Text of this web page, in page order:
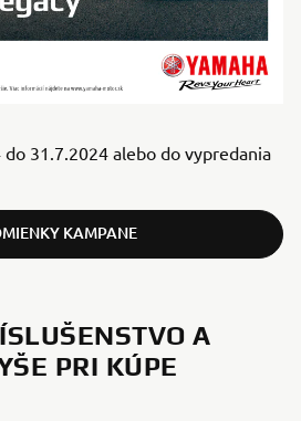
31.7.2024 alebo do vypredania
KAMPANE
A
PRI KÚPE